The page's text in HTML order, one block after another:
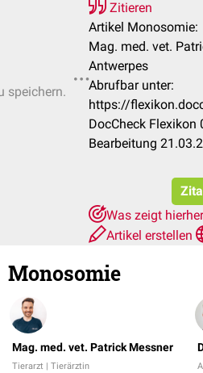
speichern.
Zitieren
Artikel Monosomie:
Mag. med. vet.
Antwerpes
Abrufbar unter:
https://
DocCheck Flexikon
Bearbeitung
Was zeigt
Artikel erstellen
Monosomie
Mag. med. vet. Patrick Messner
Tierarzt | Tierärztin